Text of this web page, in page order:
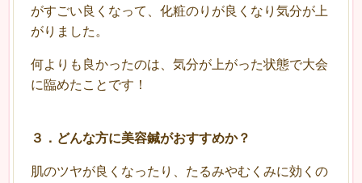
がすごい良くなって、化粧のりが良くなり気分が上
がりました。
何よりも良かったのは、気分が上がった状態で大会
に臨めたことです！
３ ． どんな方に美容鍼がおすすめか？
肌のツヤが良くなったり、たるみやむくみに効くの